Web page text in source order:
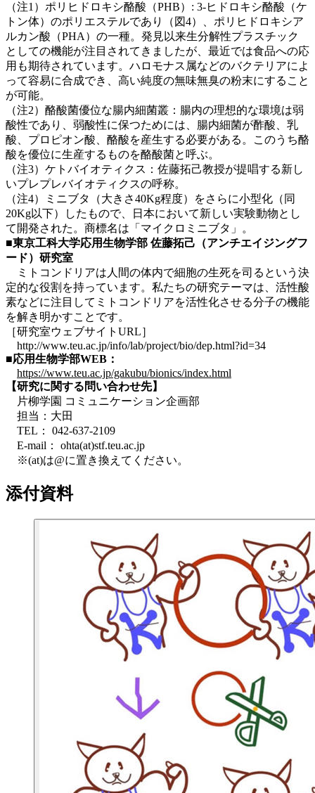
（注1）ポリヒドロキシ酪酸（PHB）: 3-ヒドロキシ酪酸（ケ
トン体）のポリエステルであり（図4）、ポリヒドロキシア
ルカン酸（PHA）の一種。発見以来生分解性プラスチック
としての機能が注目されてきましたが、最近では食品への応
用も期待されています。ハロモナス属などのバクテリアによ
って容易に合成でき、高い純度の無味無臭の粉末にすること
が可能。
（注2）酪酸菌優位な腸内細菌叢：腸内の理想的な環境は弱
酸性であり、弱酸性に保つためには、腸内細菌が酢酸、乳
酸、プロピオン酸、酪酸を産生する必要がある。このうち酪
酸を優位に生産するものを酪酸菌と呼ぶ。
（注3）ケトバイオティクス：佐藤拓己教授が提唱する新し
いプレプレバイオティクスの呼称。
（注4）ミニブタ（大きさ40Kg程度）をさらに小型化（同
20Kg以下）したもので、日本において新しい実験動物とし
て開発された。商標名は「マイクロミニブタ」。
■東京工科大学応用生物学部 佐藤拓己（アンチエイジングフ
ード）研究室
ミトコンドリアは人間の体内で細胞の生死を司るという決
定的な役割を持っています。私たちの研究テーマは、活性酸
素などに注目してミトコンドリアを活性化させる分子の機能
を解き明かすことです。
［研究室ウェブサイトURL］
http://www.teu.ac.jp/info/lab/project/bio/dep.html?id=34
■応用生物学部WEB：
https://www.teu.ac.jp/gakubu/bionics/index.html
【研究に関する問い合わせ先】
片柳学園 コミュニケーション企画部
担当：大田
TEL： 042-637-2109
E-mail： ohta(at)stf.teu.ac.jp
※(at)は@に置き換えてください。
添付資料